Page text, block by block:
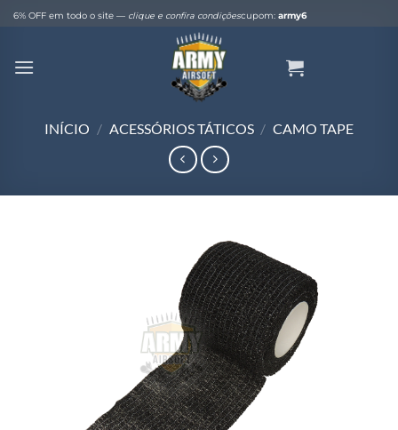
Skip6% OFF em todo o site — clique e confira condiçõescupom: army6
INÍCIO / ACESSÓRIOS TÁTICOS / CAMO TAPE